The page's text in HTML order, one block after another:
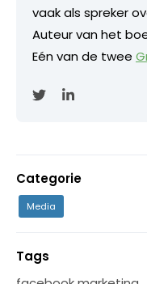
vaak als spreker
Auteur van het
Eén van de twee
Categorie
Media
Tags